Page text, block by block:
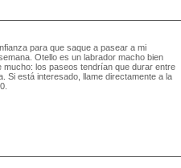
para que saque a pasear a mi
Otello es un labrador macho bien
los paseos tendrían que durar entre
Si está interesado, llame directamente a la